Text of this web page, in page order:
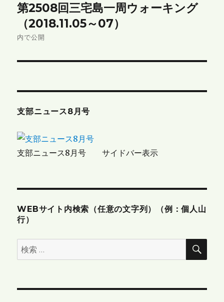
稿
ナ
ビ
ョ
第2508回三宅島一周ウォーキング
（2018.11.05～07）
内で公開
支部ニュース8月号
支部ニュース8月号 サイドバー表示
WEBサイト内検索（任意の文字列）（例：個人山
行）
検
索:
検